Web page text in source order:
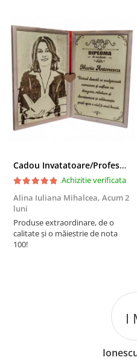
Cadou Invatatoare/Profesoara/Educatoare "Catalogul Amintirilor"
Achizitie verificata
Alina Iuliana Mihalcea, Acum 2
luni
Produse extraordinare, de o
calitate și o măiestrie de nota
100!
I